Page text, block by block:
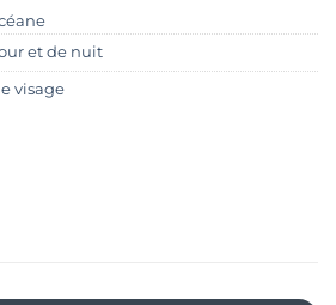
et de nuit
visage